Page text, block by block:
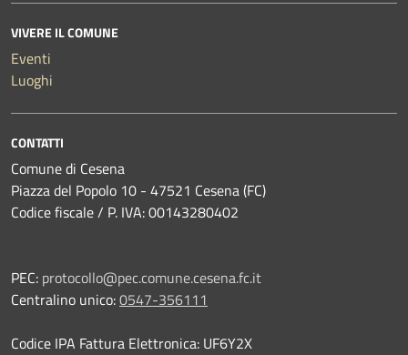
VIVERE IL COMUNE
Eventi
Luoghi
CONTATTI
Comune di Cesena
Piazza del Popolo 10 - 47521 Cesena (FC)
Codice fiscale / P. IVA: 00143280402
PEC: protocollo@pec.comune.cesena.fc.it
Centralino unico:0547-356111
Codice IPA Fattura Elettronica: UF6Y2X